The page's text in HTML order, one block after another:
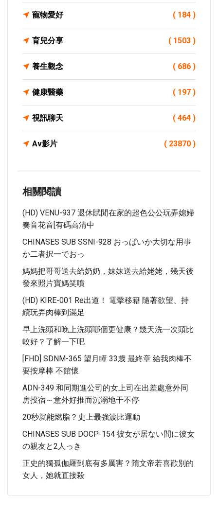
寵物愛好 ( 184 )
育兒分享 ( 1503 )
養生觀念 ( 686 )
健康醫藥 ( 197 )
視訊聊天 ( 464 )
Av影片 ( 23870 )
相關閱讀
(HD) VENU-937 退休賦閒在家的超色公公玩弄媳婦
奏音花音[有碼高清中
CHINASES SUB SSNI-928 おっぱいか大切な用事
か二者択一でおっ
媽媽把哥哥送去給奶奶，妹妹送去給姥姥，幾天後
發來照片寶媽笑噴
(HD) KIRE-001 Re出道！ 電擊移籍 隨著欲望、持
續玩弄肉棒到滿足
早上洗頭和晚上洗頭哪個更健康？幾天洗一次頭比
較好？了解一下吧
[FHD] SDNM-365 望月瞳 33歳 最終章 給我肉棒不
要按摩棒 不館懷
ADN-349 和同期進公司的女上司在出差處意外同
房投宿～意外好推而沉溺地干不停
20秒就能燃脂？史上最強波比運動
CHINASES SUB DOCP-154 彼女が居ない間に彼女
の親友と2人っき
正史的獨孤伽羅到底有多厲害？隋文帝若喜歡別的
女人，她就直接殺